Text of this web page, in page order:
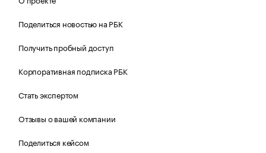
Поделиться новостью на РБК
Получить пробный доступ
Корпоративная подписка РБК
Стать экспертом
Отзывы о вашей компании
Поделиться кейсом